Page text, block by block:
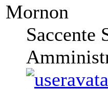
Mornon
Saccente